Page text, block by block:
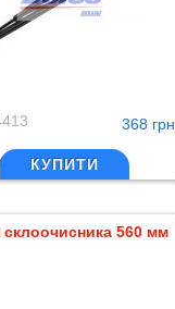
368 грн
КУПИТИ
склоочисника 560 мм